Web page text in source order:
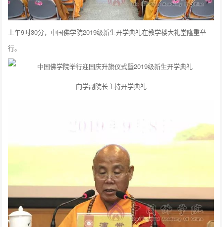
上午9时30分，中国佛学院2019级新生开学典礼在教学楼大礼堂隆重举
行。
向学副院长主持开学典礼